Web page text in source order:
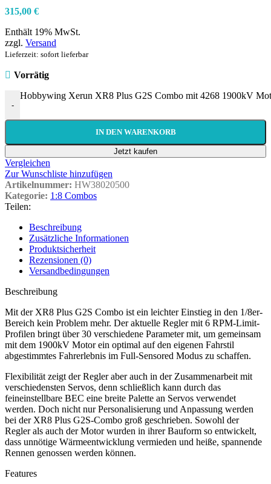
315,00 €
Enthält 19% MwSt.
zzgl. Versand
Lieferzeit: sofort lieferbar
Vorrätig
-
Hobbywing Xerun XR8 Plus G2S Combo mit 4268 1900kV
IN DEN WARENKORB
Jetzt kaufen
Vergleichen
Zur Wunschliste hinzufügen
Artikelnummer: HW38020500
Kategorie: 1:8 Combos
Teilen:
Beschreibung
Zusätzliche Informationen
Produktsicherheit
Rezensionen (0)
Versandbedingungen
Beschreibung
Mit der XR8 Plus G2S Combo ist ein leichter Einstieg in den 1/8er-
Bereich kein Problem mehr. Der aktuelle Regler mit 6 RPM-Limit-
Profilen bringt über 30 verschiedene Parameter mit, um gemeinsam
mit dem 1900kV Motor ein optimal auf den eigenen Fahrstil
abgestimmtes Fahrerlebnis im Full-Sensored Modus zu schaffen.
Flexibilität zeigt der Regler aber auch in der Zusammenarbeit mit
verschiedensten Servos, denn schließlich kann durch das
feineinstellbare BEC eine breite Palette an Servos verwendet
werden. Doch nicht nur Personalisierung und Anpassung werden
bei der XR8 Plus G2S-Combo groß geschrieben. Sowohl der
Regler als auch der Motor wurden in ihrer Bauform so entwickelt,
dass unnötige Wärmeentwicklung vermieden und heiße, spannende
Rennen genossen werden können.
Features